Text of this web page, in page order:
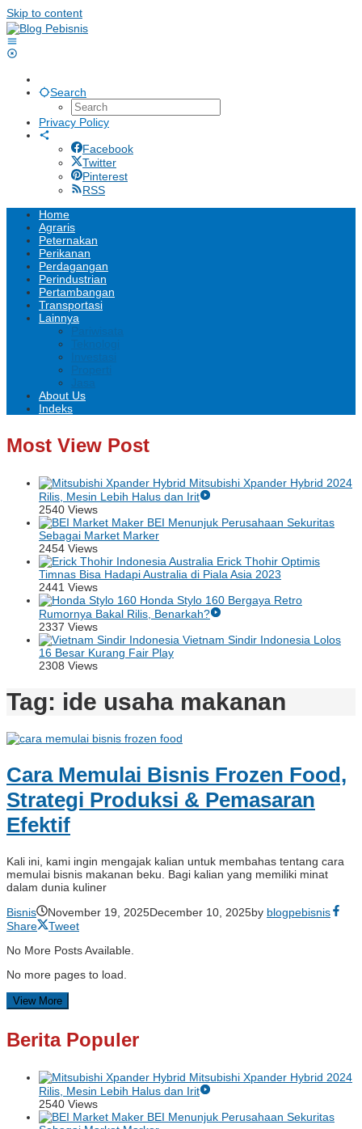
Skip to content
Search
Privacy Policy
Facebook
Twitter
Pinterest
RSS
Home
Agraris
Peternakan
Perikanan
Perdagangan
Perindustrian
Pertambangan
Transportasi
Lainnya
Pariwisata
Teknologi
Investasi
Properti
Jasa
About Us
Indeks
Most View Post
Mitsubishi Xpander Hybrid 2024
Rilis, Mesin Lebih Halus dan Irit
2540 Views
BEI Menunjuk Perusahaan Sekuritas
Sebagai Market Marker
2454 Views
Erick Thohir Optimis
Timnas Bisa Hadapi Australia di Piala Asia 2023
2441 Views
Honda Stylo 160 Bergaya Retro
Rumornya Bakal Rilis, Benarkah?
2337 Views
Vietnam Sindir Indonesia Lolos
16 Besar Kurang Fair Play
2308 Views
Tag: ide usaha makanan
Cara Memulai Bisnis Frozen Food,
Strategi Produksi & Pemasaran
Efektif
Kali ini, kami ingin mengajak kalian untuk membahas tentang cara
memulai bisnis makanan beku. Bagi kalian yang memiliki minat
dalam dunia kuliner
Bisnis
November 19, 2025December 10, 2025by blogpebisnis
Share
Tweet
No More Posts Available.
No more pages to load.
View More
Berita Populer
Mitsubishi Xpander Hybrid 2024
Rilis, Mesin Lebih Halus dan Irit
2540 Views
BEI Menunjuk Perusahaan Sekuritas